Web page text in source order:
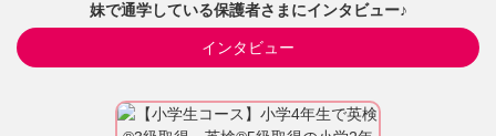
妹で通学している保護者さまにインタビュー♪
インタビュー